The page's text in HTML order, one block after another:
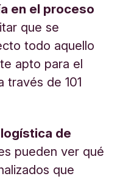
en el proceso
que se
todo aquello
apto para el
través de 101
logística de
pueden ver qué
que